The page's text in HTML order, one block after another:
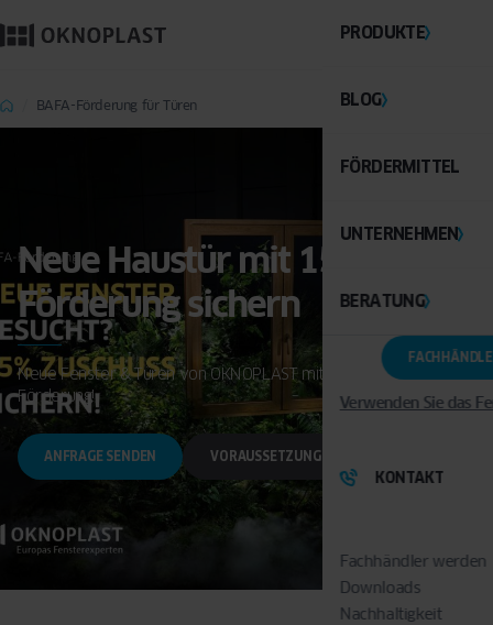
PRODUKTE
BLOG
FÖRDERMITTEL
UNTERNEHMEN
BERATUNG
Verwenden Sie das
KONTAKT
Fachhändler werden
Downloads
Nachhaltigkeit
BAFA-Förderung für Türen
Neue Haustür mit 15% BAFA-
Förderung sichern
Neue Fenster & Türen von OKNOPLAST mit staatlicher
Förderung!
ANFRAGE SENDEN VORAUSSETZUNGEN